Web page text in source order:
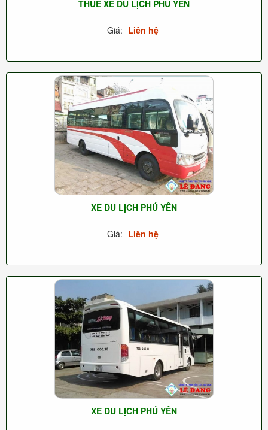
THUÊ XE DU LỊCH PHÚ YÊN
Giá: Liên hệ
XE DU LỊCH PHÚ YÊN
Giá: Liên hệ
XE DU LỊCH PHÚ YÊN